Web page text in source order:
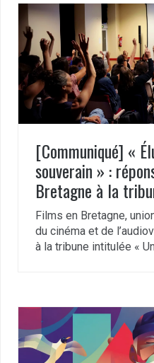
[Communiqué] «
souverain » :
Bretagne à la
Films en Bretagne,
du cinéma et de
à la tribune intitulée «